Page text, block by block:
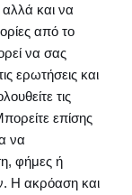
και να
από το
να σας
ερωτήσεις και
τις
επίσης
να
φήμες ή
Η ακρόαση και